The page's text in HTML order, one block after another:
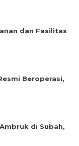
dan Fasilitas
Beroperasi,
di Subah,